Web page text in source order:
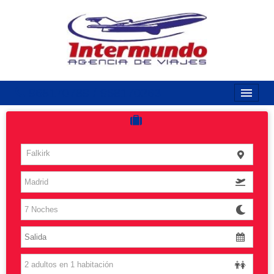
Costas
Vuelos
Islas
Caribe
Grandes Viajes
Falkirk